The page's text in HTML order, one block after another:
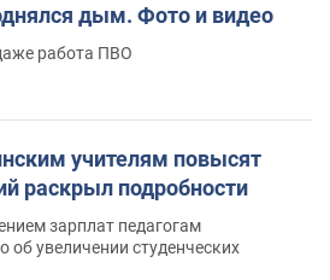
дым. Фото и видео
работа ПВО
учителям повысят
раскрыл подробности
зарплат педагогам
об увеличении студенческих